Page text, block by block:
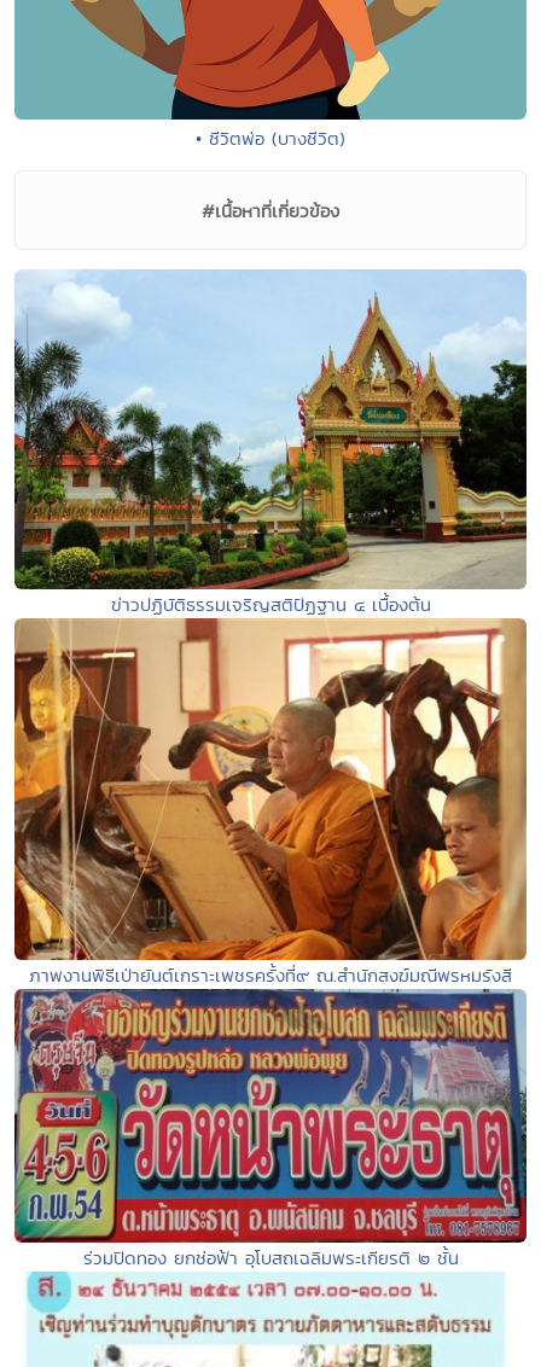
• ชีวิตพ่อ (บางชีวิต)
#เนื้อหาที่เกี่ยวข้อง
ข่าวปฏิบัติธรรมเจริญสติปัฏฐาน ๔ เบื้องต้น
ภาพงานพิธีเป่ายันต์เกราะเพชรครั้งที่๙ ณ.สำนักสงฆ์มณีพรหมรังสี
ร่วมปิดทอง ยกช่อฟ้า อุโบสถเฉลิมพระเกียรติ ๒ ชั้น